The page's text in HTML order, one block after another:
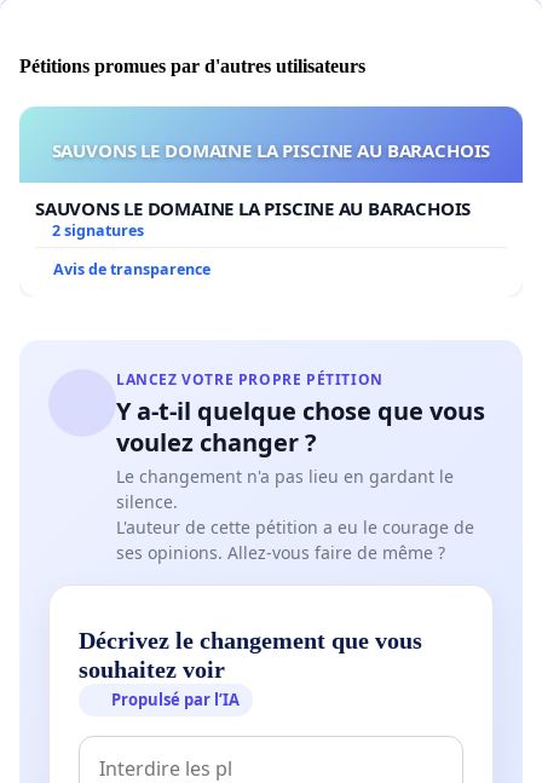
Pétitions promues par d'autres utilisateurs
SAUVONS LE DOMAINE LA PISCINE AU BARACHOIS
SAUVONS LE DOMAINE LA PISCINE AU BARACHOIS
2 signatures
Avis de transparence
LANCEZ VOTRE PROPRE PÉTITION
Y a-t-il quelque chose que vous
voulez changer ?
Le changement n'a pas lieu en gardant le
silence.
L'auteur de cette pétition a eu le courage de
ses opinions. Allez-vous faire de même ?
Décrivez le changement que vous
souhaitez voir
Propulsé par l’IA